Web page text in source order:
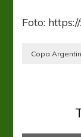
Foto:
Copa
San